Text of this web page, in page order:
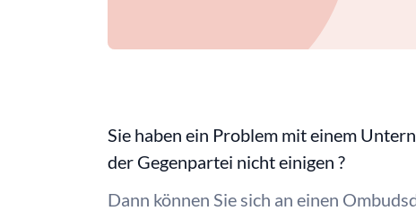
Sie haben ein Problem mit einem
der Gegenpartei nicht einigen ?
Dann können Sie sich an einen